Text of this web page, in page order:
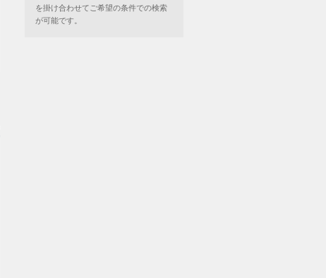
を掛け合わせてご希望の条件での検索
が可能です。